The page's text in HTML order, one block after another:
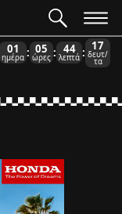
01
ημέρα : 05
ώρες : 44
λεπτά : 17
δευτ/
τα